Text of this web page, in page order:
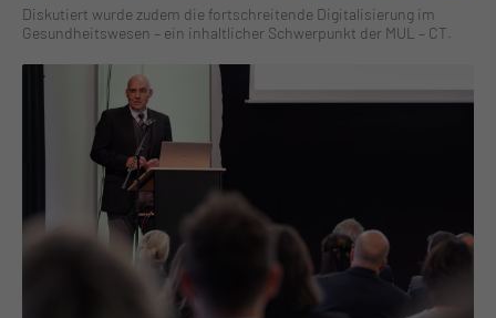
Diskutiert wurde zudem die fortschreitende Digitalisierung im
Gesundheitswesen – ein inhaltlicher Schwerpunkt der MUL – CT.